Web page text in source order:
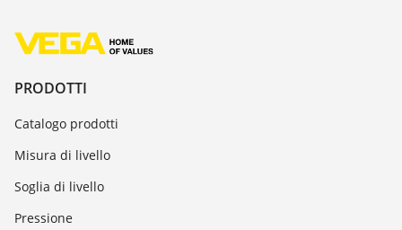
PRODOTTI
Catalogo prodotti
Misura di livello
Soglia di livello
Pressione